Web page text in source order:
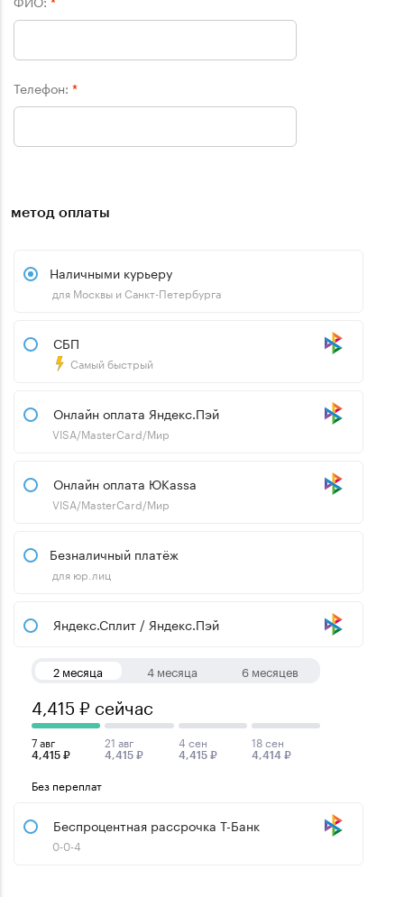
Телефон: *
метод оплаты
Наличными курьеру
для Москвы и Санкт-Петербурга
СБП
Самый быстрый
Онлайн оплата Яндекс.Пэй
VISA/MasterCard/Мир
Онлайн оплата ЮKassa
VISA/MasterCard/Мир
Безналичный платёж
для юр.лиц
Яндекс.Сплит / Яндекс.Пэй
2 месяца 4 месяца 6 месяцев
4,415 ₽ сейчас
7 авг
4,415 ₽
21 авг
4,415 ₽
4 сен
4,415 ₽
18 сен
4,414 ₽
Без переплат
Беспроцентная рассрочка Т-Банк
0-0-4